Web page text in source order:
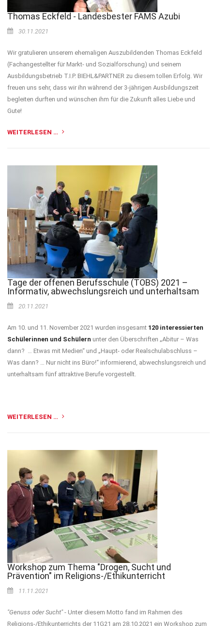
Thomas Eckfeld - Landesbester FAMS Azubi
30.11.2021
Wir gratulieren unserem ehemaligen Auszubildenden Thomas Eckfeld
(Fachangestellter für Markt- und Sozialforschung) und seinem
Ausbildungsbetrieb T.I.P. BIEHL&PARTNER zu diesem tollen Erfolg. Wir
freuen uns sehr, dass wir ihn während der 3-jährigen Ausbildungszeit
begleiten durften und wünschen ihm für die Zukunft alles Liebe und
Gute!
WEITERLESEN …
Tage der offenen Berufsschule (TOBS) 2021 –
Informativ, abwechslungsreich und unterhaltsam
20.11.2021
Am 10. und 11. November 2021 wurden insgesamt 120 interessierten
Schülerinnen und Schülern unter den Überschriften „Abitur – Was
dann? … Etwas mit Medien“ und „Haupt- oder Realschulabschluss –
Was dann? … Nur nicht ins Büro!“ informierend, abwechslungsreich und
unterhaltsam fünf attraktive Berufe vorgestellt.
WEITERLESEN …
Workshop zum Thema "Drogen, Sucht und
Prävention" im Religions-/Ethikunterricht
11.11.2021
"Genuss oder Sucht"- Unter diesem Motto fand im Rahmen des
Religions-/Ethikunterrichts der 11G21 am 28.10.2021 ein Workshop zum